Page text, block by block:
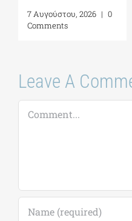
7 Αυγούστου, 2026 | 0
Comments
Leave A
Comment